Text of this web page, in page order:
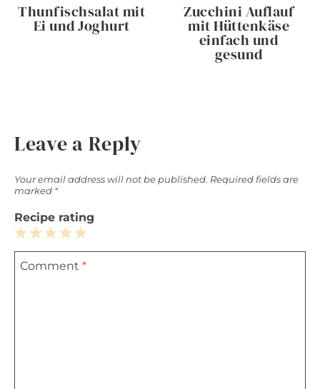
Thunfischsalat mit
Ei und Joghurt
Zucchini Auflauf
mit Hüttenkäse
einfach und
gesund
Leave a Reply
Your email address will not be published. Required fields are
marked *
Recipe rating
5
Stars
4
Stars
3
Stars
2
Stars
1
Star
Comment *